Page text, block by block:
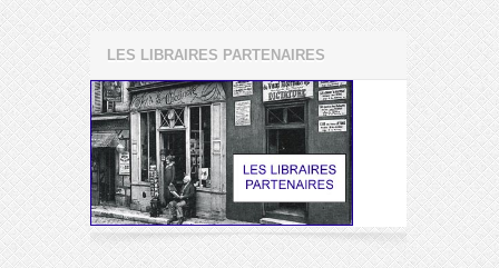
LES LIBRAIRES PARTENAIRES